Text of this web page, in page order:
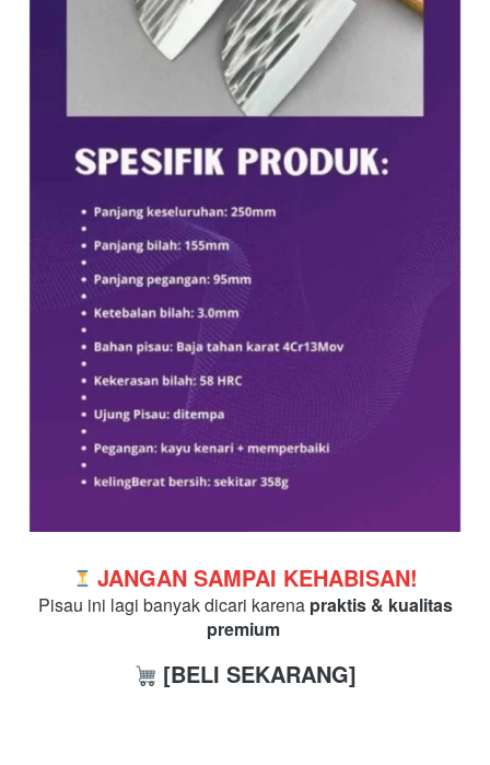
JANGAN SAMPAI KEHABISAN!
Pisau ini lagi banyak dicari karena praktis & kualitas
premium
[BELI SEKARANG]